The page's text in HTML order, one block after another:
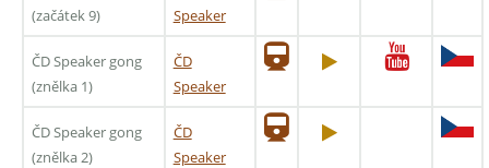
(začátek 9)
Speaker
ČD Speaker gong
(znělka 1)
ČD
Speaker
ČD Speaker gong
(znělka 2)
ČD
Speaker